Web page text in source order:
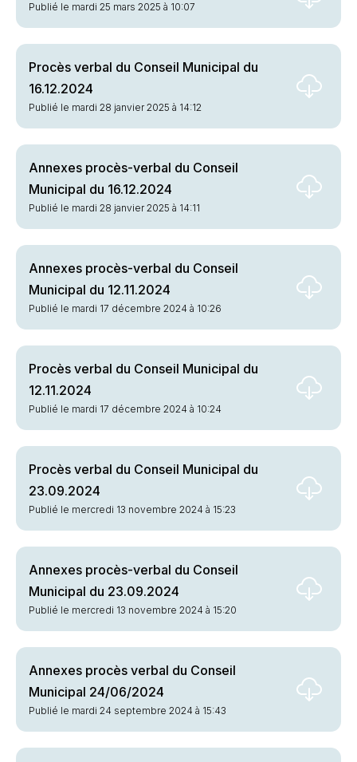
Publié le mardi 25 mars 2025 à 10:07
Procès verbal du Conseil Municipal du
16.12.2024
Publié le mardi 28 janvier 2025 à 14:12
Annexes procès-verbal du Conseil
Municipal du 16.12.2024
Publié le mardi 28 janvier 2025 à 14:11
Annexes procès-verbal du Conseil
Municipal du 12.11.2024
Publié le mardi 17 décembre 2024 à 10:26
Procès verbal du Conseil Municipal du
12.11.2024
Publié le mardi 17 décembre 2024 à 10:24
Procès verbal du Conseil Municipal du
23.09.2024
Publié le mercredi 13 novembre 2024 à 15:23
Annexes procès-verbal du Conseil
Municipal du 23.09.2024
Publié le mercredi 13 novembre 2024 à 15:20
Annexes procès verbal du Conseil
Municipal 24/06/2024
Publié le mardi 24 septembre 2024 à 15:43